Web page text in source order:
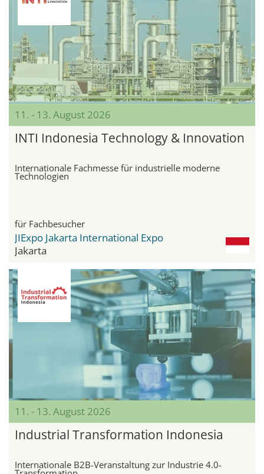
11. - 13. August 2026
INTI Indonesia Technology & Innovation
Internationale Fachmesse für industrielle moderne
Technologien
für Fachbesucher
JIExpo Jakarta International Expo
Jakarta
11. - 13. August 2026
Industrial Transformation Indonesia
Internationale B2B-Veranstaltung zur Industrie 4.0-